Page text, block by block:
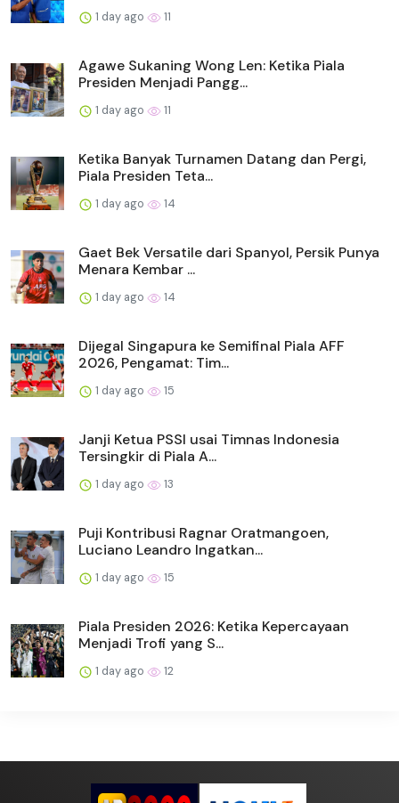
1 day ago 11
Agawe Sukaning Wong Len: Ketika Piala
Presiden Menjadi Pangg...
1 day ago 11
Ketika Banyak Turnamen Datang dan Pergi,
Piala Presiden Teta...
1 day ago 14
Gaet Bek Versatile dari Spanyol, Persik Punya
Menara Kembar ...
1 day ago 14
Dijegal Singapura ke Semifinal Piala AFF
2026, Pengamat: Tim...
1 day ago 15
Janji Ketua PSSI usai Timnas Indonesia
Tersingkir di Piala A...
1 day ago 13
Puji Kontribusi Ragnar Oratmangoen,
Luciano Leandro Ingatkan...
1 day ago 15
Piala Presiden 2026: Ketika Kepercayaan
Menjadi Trofi yang S...
1 day ago 12